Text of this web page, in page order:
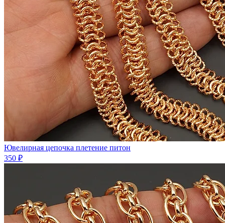
Ювелирная цепочка плетение питон
350 ₽